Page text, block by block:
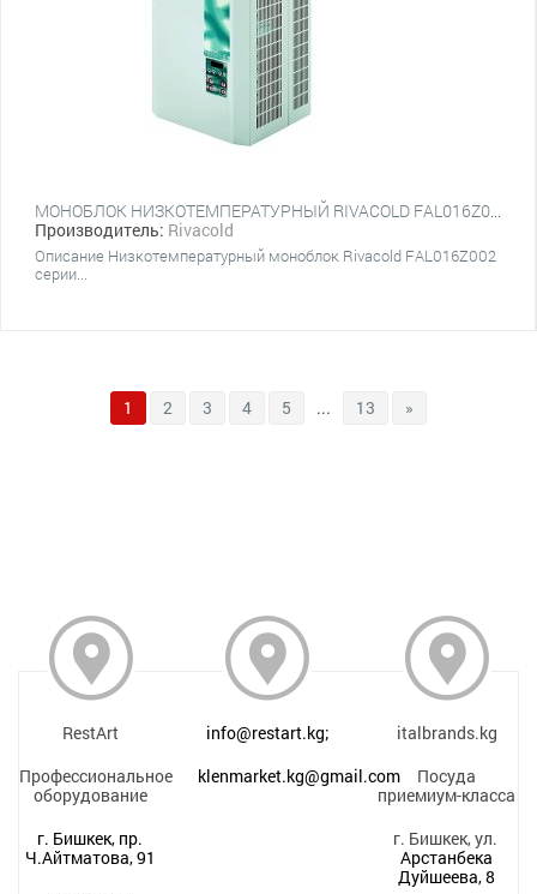
МОНОБЛОК НИЗКОТЕМПЕРАТУРНЫЙ RIVACOLD FAL016Z002
Производитель: Rivacold
Описание Низкотемпературный моноблок Rivacold FAL016Z002
серии...
1 2 3 4 5 ... 13 »
RestArt
Профессиональное
оборудование
г. Бишкек, пр.
Ч.Айтматова, 91
info@restart.kg;
klenmarket.kg@gmail.com
italbrands.kg
Посуда
приемиум-класса
г. Бишкек, ул.
Арстанбека
Дуйшеева, 8